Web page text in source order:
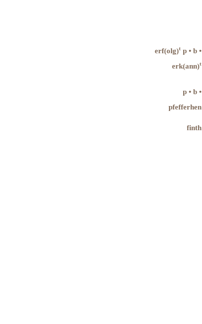
erf(olg)t p • b •
erk(ann)t
p • b •
pfefferhen
finth